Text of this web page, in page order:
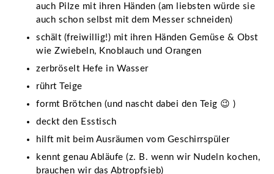
auch Pilze mit ihren Händen (am liebsten würde sie
auch schon selbst mit dem Messer schneiden)
schält (freiwillig!) mit ihren Händen Gemüse & Obst
wie Zwiebeln, Knoblauch und Orangen
zerbröselt Hefe in Wasser
rührt Teige
formt Brötchen (und nascht dabei den Teig 😉 )
deckt den Esstisch
hilft mit beim Ausräumen vom Geschirrspüler
kennt genau Abläufe (z. B. wenn wir Nudeln kochen,
brauchen wir das Abtropfsieb)